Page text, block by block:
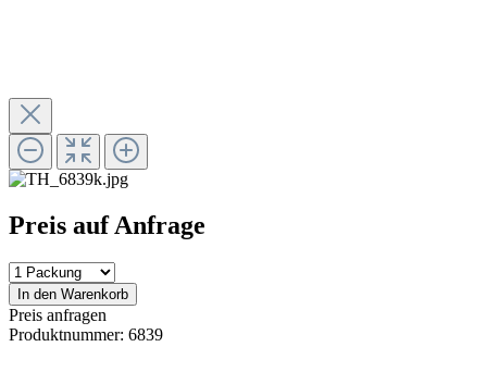
Preis auf Anfrage
In den Warenkorb
Preis anfragen
Produktnummer: 6839